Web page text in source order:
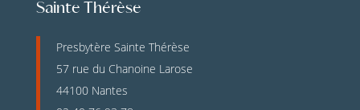
Sainte Thérèse
Presbytère Sainte Thérèse
57 rue du Chanoine Larose
44100 Nantes